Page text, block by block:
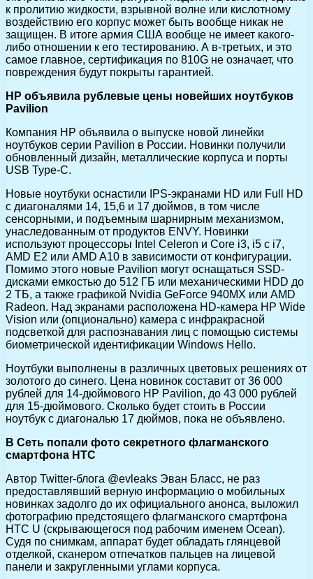
к пролитию жидкости, взрывной волне или кислотному
воздействию его корпус может быть вообще никак не
защищен. В итоге армия США вообще не имеет какого-
либо отношении к его тестированию. А в-третьих, и это
самое главное, сертификация по 810G не означает, что
повреждения будут покрыты гарантией.
HP объявила рублевые цены новейших ноутбуков
Pavilion
Компания HP объявила о выпуске новой линейки
ноутбуков серии Pavilion в России. Новинки получили
обновленный дизайн, металлические корпуса и порты
USB Type-C.
Новые ноутбуки оснастили IPS-экранами HD или Full HD
с диагоналями 14, 15,6 и 17 дюймов, в том числе
сенсорными, и подъемным шарнирным механизмом,
унаследованным от продуктов ENVY. Новинки
используют процессоры Intel Celeron и Core i3, i5 с i7,
AMD E2 или AMD A10 в зависимости от конфигурации.
Помимо этого новые Pavilion могут оснащаться SSD-
дисками емкостью до 512 ГБ или механическими HDD до
2 ТБ, а также графикой Nvidia GeForce 940MX или AMD
Radeon. Над экранами расположена HD-камера HP Wide
Vision или (опционально) камера с инфракрасной
подсветкой для распознавания лиц с помощью системы
биометрической идентификации Windows Hello.
Ноутбуки выполнены в различных цветовых решениях от
золотого до синего. Цена новинок составит от 36 000
рублей для 14-дюймового HP Pavilion, до 43 000 рублей
для 15-дюймового. Сколько будет стоить в России
ноутбук с диагональю 17 дюймов, пока не объявлено.
В Сеть попали фото секретного флагманского
смартфона HTC
Автор Twitter-блога @evleaks Эван Бласс, не раз
предоставлявший верную информацию о мобильных
новинках задолго до их официального анонса, выложил
фотографию предстоящего флагманского смартфона
HTC U (скрывающегося под рабочим именем Ocean).
Судя по снимкам, аппарат будет обладать глянцевой
отделкой, сканером отпечатков пальцев на лицевой
панели и закругленными углами корпуса.